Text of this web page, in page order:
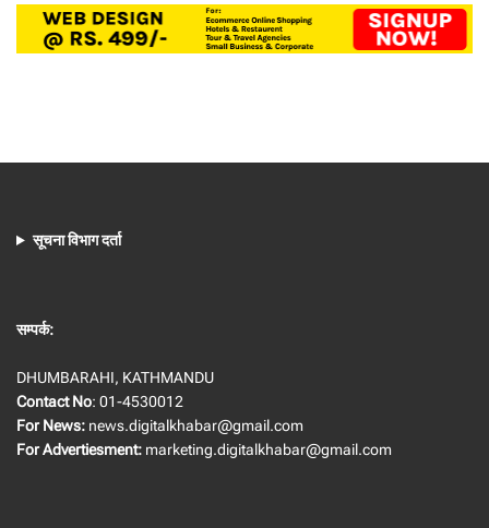
सूचना विभाग दर्ता
सम्पर्क:
DHUMBARAHI, KATHMANDU
Contact No: 01-4530012
For News: news.digitalkhabar@gmail.com
For Advertiesment: marketing.digitalkhabar@gmail.com